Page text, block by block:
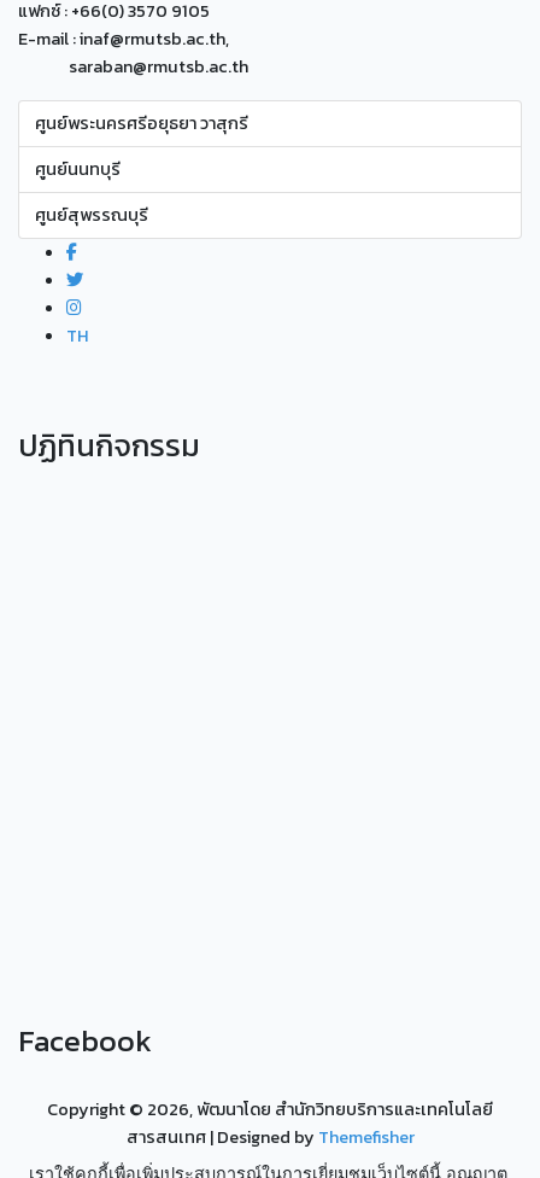
แฟกซ์ : +66(0) 3570 9105
E-mail : inaf@rmutsb.ac.th,
saraban@rmutsb.ac.th
ศูนย์พระนครศรีอยุธยา วาสุกรี
ศูนย์นนทบุรี
ศูนย์สุพรรณบุรี
TH
ปฏิทินกิจกรรม
Facebook
Copyright © 2026, พัฒนาโดย สำนักวิทยบริการและเทคโนโลยี
สารสนเทศ| Designed by Themefisher